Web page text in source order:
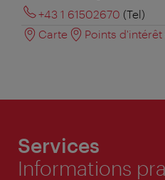
+43 1 61502670 (Tel)
Carte
Points
Services
Informations